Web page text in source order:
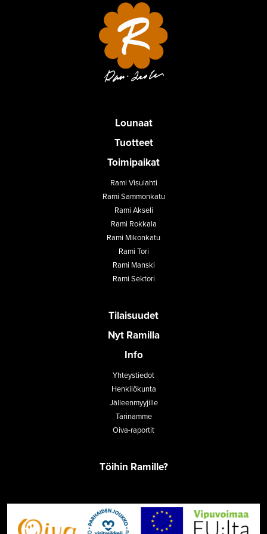
Lounaat
Tuotteet
Toimipaikat
Rami Visulahti
Rami Sammonkatu
Rami Akseli
Rami Rokkala
Rami Mikonkatu
Rami Tori
Rami Manski
Rami Sektori
Tilaisuudet
Nyt Ramilla
Info
Yhteystiedot
Henkilökunta
Jälleenmyyjille
Tarinamme
Oiva-raportit
Töihin Ramille?